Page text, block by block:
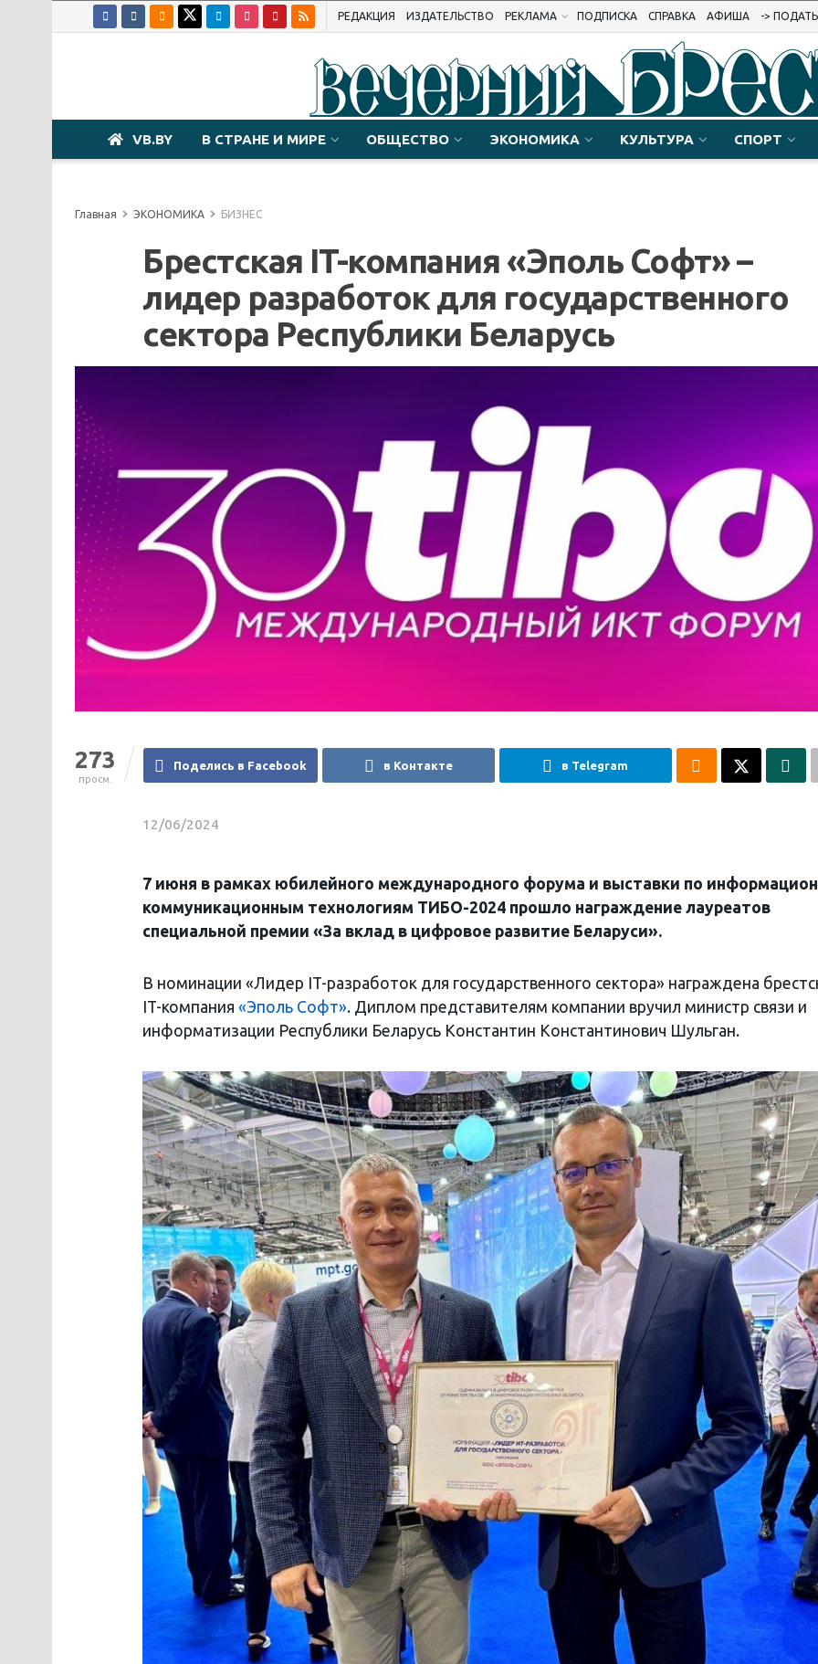
РЕДАКЦИЯ ИЗДАТЕЛЬСТВО РЕКЛАМА ПОДПИСКА СПРАВКА АФИША ->
VB.BY В СТРАНЕ И МИРЕ ОБЩЕСТВО ЭКОНОМИКА КУЛЬТУРА СПОРТ
Главная ЭКОНОМИКА БИЗНЕС
Брестская IT-компания «Эполь Софт» –
лидер разработок для государственного
сектора Республики Беларусь
273
просм.
Поделись в Facebook в Контакте в Telegram
12/06/2024
7 июня в рамках юбилейного международного форума и выставки по
коммуникационным технологиям ТИБО-2024 прошло награждение лауреатов
специальной премии «За вклад в цифровое развитие Беларуси».
В номинации «Лидер IT-разработок для государственного сектора» награждена
IT-компания «Эполь Софт». Диплом представителям компании вручил министр связи и
информатизации Республики Беларусь Константин Константинович Шульган.